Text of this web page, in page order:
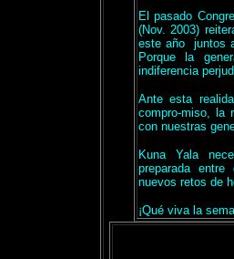
El pasado
(Nov. 2003)
este año
juntos
Porque la
indiferencia
Ante esta
compro-miso, la
con nuestras
Kuna Yala
preparada
nuevos retos de
¡Qué viva la